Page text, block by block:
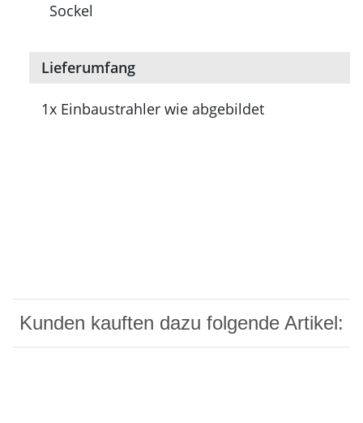
Sockel
Lieferumfang
1x Einbaustrahler wie abgebildet
Kunden kauften dazu folgende Artikel: